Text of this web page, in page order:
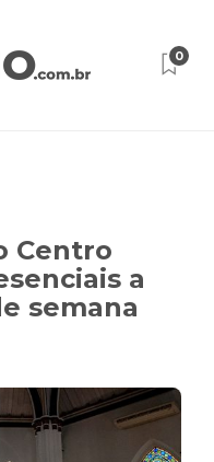
0
Centro
a
semana